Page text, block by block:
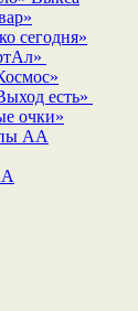
сегодня»
есть»
очки»
АА